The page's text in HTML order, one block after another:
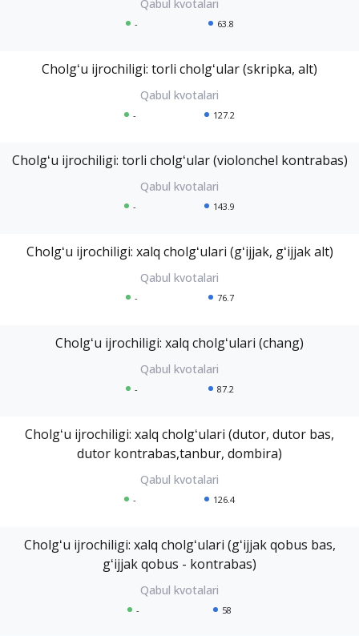
- 63.8
Cholgʻu ijrochiligi: torli cholgʻular (skripka, alt)
- 127.2
Cholgʻu ijrochiligi: torli cholgʻular (violonchel kontrabas)
- 143.9
Cholgʻu ijrochiligi: xalq cholgʻulari (gʻijjak, gʻijjak alt)
- 76.7
Cholgʻu ijrochiligi: xalq cholgʻulari (chang)
- 87.2
Cholgʻu ijrochiligi: xalq cholgʻulari (dutor, dutor bas,
dutor kontrabas,tanbur, dombira)
- 126.4
Cholgʻu ijrochiligi: xalq cholgʻulari (gʻijjak qobus bas,
gʻijjak qobus - kontrabas)
- 58